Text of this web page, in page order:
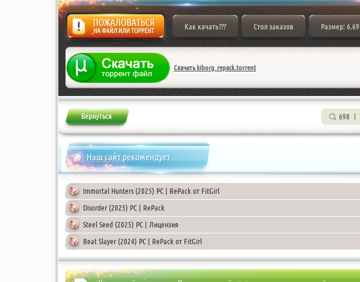
Жалоба
Как качать??? Стол заказов Размер:
Скачать kiborg_repack.torrent
698
Наш сайт рекомендует
Immortal Hunters (2025) PC | RePack от FitGirl
Disorder (2025) PC | RePack
Steel Seed (2025) PC | Лицензия
Beat Slayer (2024) PC | RePack от FitGirl